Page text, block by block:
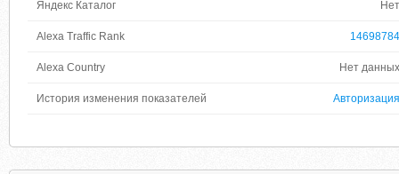
Яндекс Каталог Нет
Alexa Traffic Rank 14698784
Alexa Country Нет данных
История изменения показателей Авторизация